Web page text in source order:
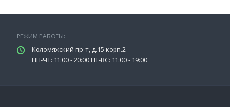
РЕЖИМ РАБОТЫ:
Коломяжский пр-т, д.15 корп.2
ПН-ЧТ: 11:00 - 20:00 ПТ-ВС: 11:00 - 19:00